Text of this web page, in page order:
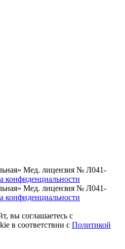
Мед. лицензия № Л041-
конфиденциальности
Мед. лицензия № Л041-
конфиденциальности
вы соглашаетесь с
в соответствии с Политикой